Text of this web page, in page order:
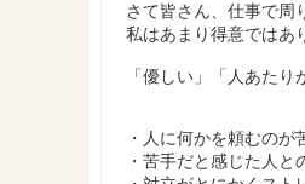
さて皆さん、仕事で周
私はあまり得意ではあ
「優しい」「人あた
・人に何かを頼むのが
・苦手だと感じた人